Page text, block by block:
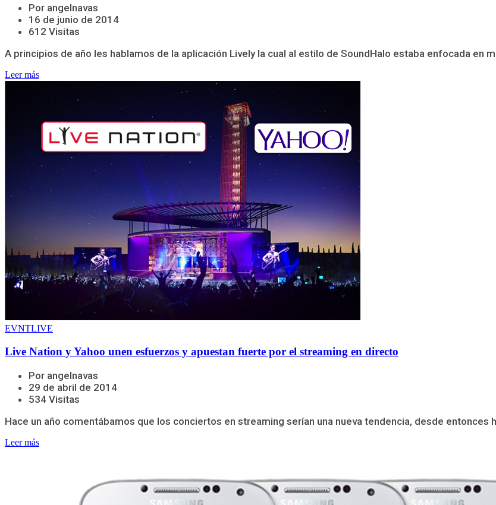
Por angelnavas
16 de junio de 2014
612 Visitas
A principios de año les hablamos de la aplicación Lively la cual al estilo de SoundHalo estaba enfocada en
Leer más
EVNTLIVE
Live Nation y Yahoo unen esfuerzos y apuestan fuerte por el streaming en directo
Por angelnavas
29 de abril de 2014
534 Visitas
Hace un año comentábamos que los conciertos en streaming serían una nueva tendencia, desde
Leer más